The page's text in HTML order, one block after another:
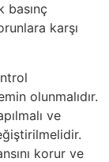
basınç
karşı
olunmalıdır.
ve
korur ve